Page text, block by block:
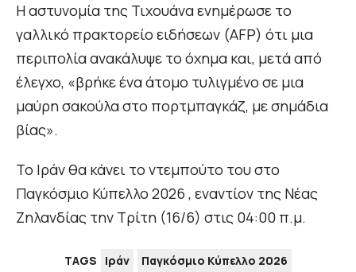
Η αστυνομία της Τιχουάνα ενημέρωσε το
γαλλικό πρακτορείο ειδήσεων (AFP) ότι μια
περιπολία ανακάλυψε το όχημα και, μετά από
έλεγχο, «βρήκε ένα άτομο τυλιγμένο σε μια
μαύρη σακούλα στο πορτμπαγκάζ, με σημάδια
βίας».
Το Ιράν θα κάνει το ντεμπούτο του στο
Παγκόσμιο Κύπελλο 2026 , εναντίον της Νέας
Ζηλανδίας την Τρίτη (16/6) στις 04:00 π.μ.
TAGS Ιράν Παγκόσμιο Κύπελλο 2026